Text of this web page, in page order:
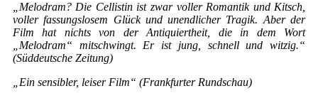
„Melodram? Die Cellistin ist zwar voller Romantik und Kitsch,
voller fassungslosem Glück und unendlicher Tragik. Aber der
Film hat nichts von der Antiquiertheit, die in dem Wort
„Melodram“ mitschwingt. Er ist jung, schnell und witzig.“
(Süddeutsche Zeitung)
„Ein sensibler, leiser Film“ (Frankfurter Rundschau)